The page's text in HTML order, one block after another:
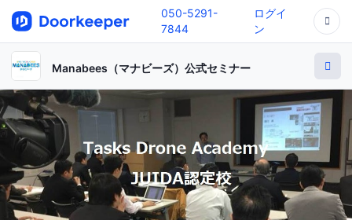
050-5291-
7844
ログイ
ン
Manabees（マナビーズ）公式セミナー